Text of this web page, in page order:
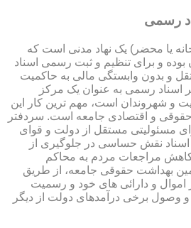
رسمی
یا محضر) یک نهاد مدنی است که
بوده و برای تنظیم و ثبت رسمی اسناد
و بدون وابستگی مالی به حاکمیت
اسناد رسمی به عنوان یک مرکز
و شهروندان است، مهم ترین کار این
حقوقی و اقتصادی جامعه است. سردفتر
مسئولیتی مستقل از دولت و قوای
اسناد نقش حساسی در جلوگیری از
مراجعات مردم به محاکم
بهداشت حقوقی جامعه، از طریق
اموال و دارائی های خود و رسمیت
وصول برخی درآمدهای دولت از دیگر